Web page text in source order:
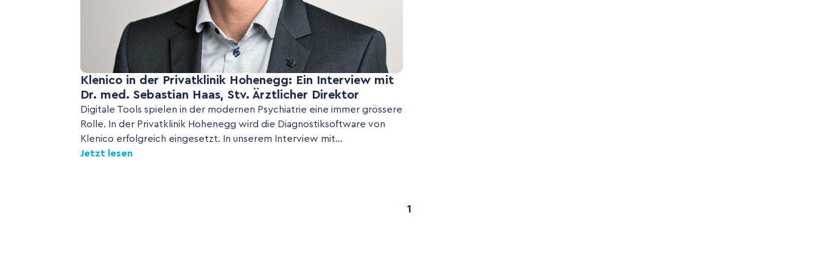
Klenico in der Privatklinik Hohenegg: Ein Interview mit
Dr. med. Sebastian Haas, Stv. Ärztlicher Direktor
Digitale Tools spielen in der modernen Psychiatrie eine immer grössere
Rolle. In der Privatklinik Hohenegg wird die Diagnostiksoftware von
Klenico erfolgreich eingesetzt. In unserem Interview mit...
Jetzt lesen
1